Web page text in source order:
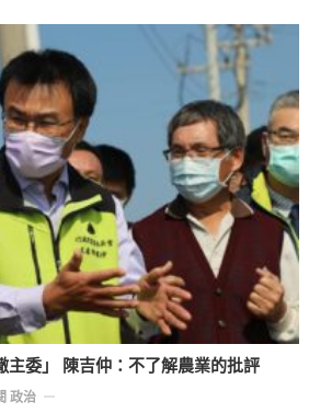
主委」 陳吉仲：不了解農業的批評
政治